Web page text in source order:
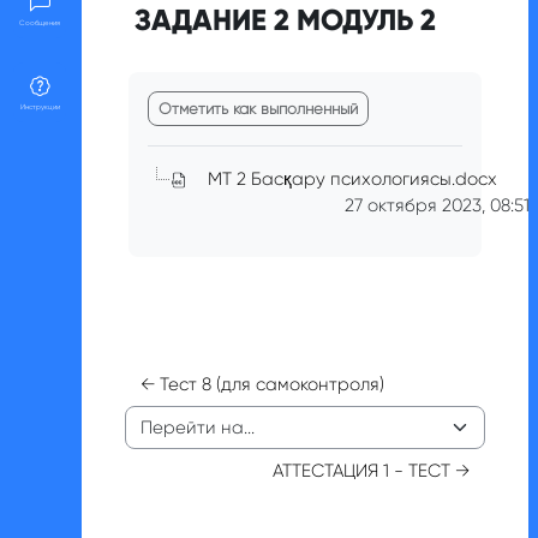
Сообщения
Инструкции
ЗАДАНИЕ 2 МОДУЛЬ 2
Отметить как выполненный
МТ 2 Басқару психологиясы.docx
27 октября 2023, 08:51
← Тест 8 (для самоконтроля)
Перейти на...
АТТЕСТАЦИЯ 1 - ТЕСТ →